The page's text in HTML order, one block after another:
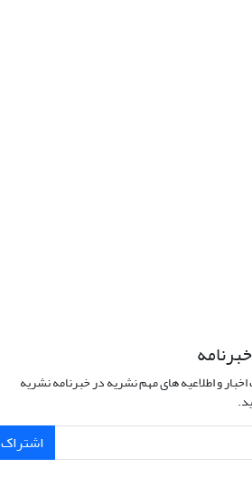
و اطلاعیه های مهم نشریه در خبرنامه نشریه
اشتراک